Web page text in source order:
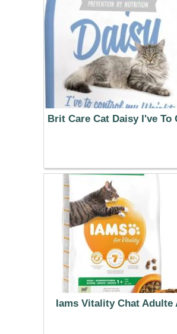
Brit Care Cat Daisy I've To
13.99 €
Iams Vitality Chat Adulte